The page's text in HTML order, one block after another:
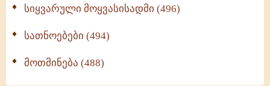
სიყვარული მოყვასისადმი (496)
სათნოებები (494)
მოთმინება (488)